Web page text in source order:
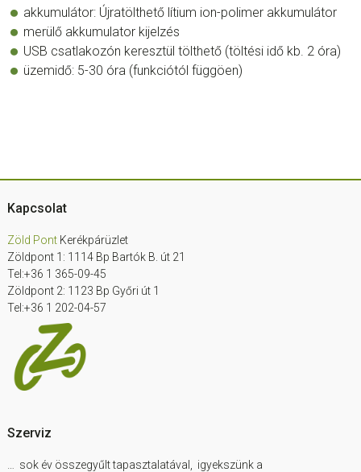
akkumulátor: Újratölthető lítium ion-polimer akkumulátor
merülő akkumulator kijelzés
USB csatlakozón keresztül tölthető (töltési idő kb. 2 óra)
üzemidő: 5-30 óra (funkciótól függöen)
Footer
Kapcsolat
Zöld PontKerékpárüzlet
Zöldpont 1: 1114 Bp Bartók B. út 21
Tel:+36 1 365-09-45
Zöldpont 2: 1123 Bp Győri út 1
Tel:+36 1 202-04-57
Szerviz
… sok év összegyűlt tapasztalatával, igyekszünk a